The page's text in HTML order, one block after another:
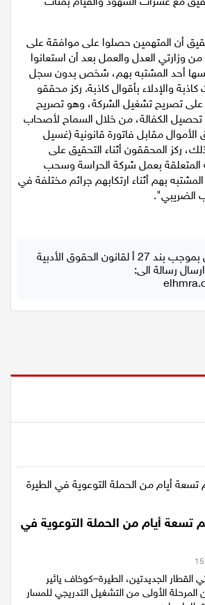
أن المتهمين حصلوا على موافقة على
وزارتي العدل والعمل بعد أن استعانوا
أحد المشتبه بهم، شخص بدون سجل
كاذبة والإدلاء بأقوال كاذبة. ركز محققو
تصريح تشغيل الشركة، وهو تصريح
تحصيل الكفالة، من خلال السماح لأصحاب
الأموال مقابل فاتورة قانونية (غسيل
ركز المحققون أثناء التحقيق على
المتعلقة بعمل شركة الحراسة وسحب
بهم أثناء ارتكابهم جرائم مختلفة في
الضريبي".
استعمال المضامين بموجب بند 27 أ لقانون الحقوق الأدبية
تسعة أيام من الحملة التوعوية في
الجديدتين، الطيرة–كوخاف يائير
الأولى من التشغيل التدريجي للمسار